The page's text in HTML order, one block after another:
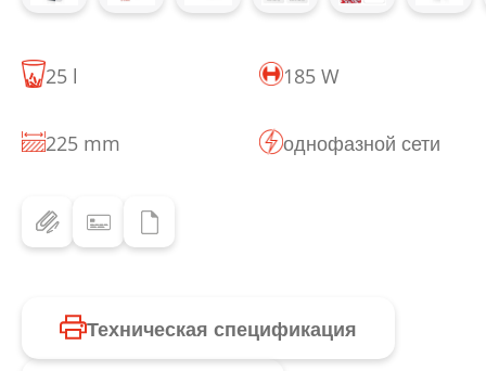
25 l 185 W
225 mm однофазной сети
Техническая спецификация